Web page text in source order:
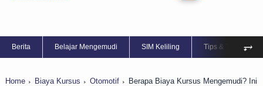
Berita Belajar Mengemudi SIM Keliling Tips & Trik ⥅
Home Biaya Kursus Otomotif
Berapa Biaya Kursus Mengemudi? Ini